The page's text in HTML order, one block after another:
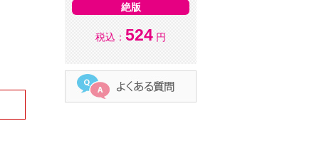
絶版
税込： 524 円